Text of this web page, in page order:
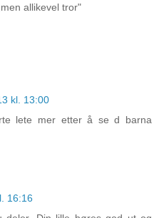
allikevel tror"
kl. 13:00
lete mer etter å se d barna
16:16